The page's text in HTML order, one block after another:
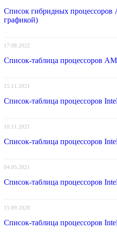
Список гибридных процессоров
графикой)
17.08.2022
Список-таблица процессоров
15.11.2021
Список-таблица процессоров
10.11.2021
Список-таблица процессоров
04.05.2021
Список-таблица процессоров
15.09.2020
Список-таблица процессоров